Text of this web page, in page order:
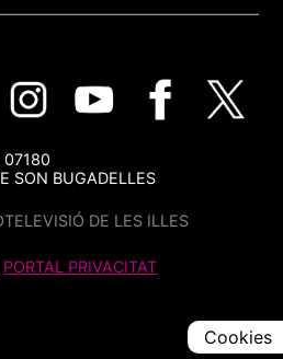
07180
SON BUGADELLES
DE LES ILLES
PORTAL PRIVACITAT
Cookies